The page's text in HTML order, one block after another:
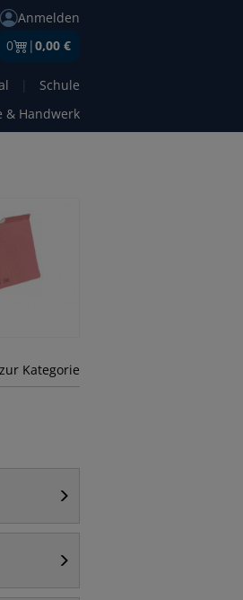
Anmelden
0 |0,00 €
|
Schule
& Handwerk
Kategorie